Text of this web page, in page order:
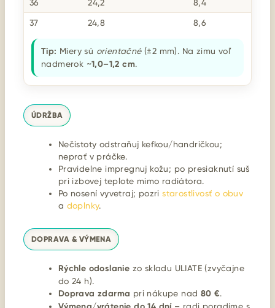
36 24,2 8,4
37 24,8 8,6
Tip: Miery sú orientačné(±2 mm). Na zimu voľ
nadmerok ~1,0–1,2 cm.
ÚDRŽBA
Nečistoty odstraňuj kefkou/handričkou;
neprať v práčke.
Pravidelne impregnuj kožu; po presiaknutí suš
pri izbovej teplote mimo radiátora.
Po nosení vyvetraj; pozristarostlivosť o obuv
a doplnky.
DOPRAVA & VÝMENA
Rýchle odoslanie zo skladu ULIATE (zvyčajne
do 24 h).
Doprava zdarma pri nákupe nad 80 €.